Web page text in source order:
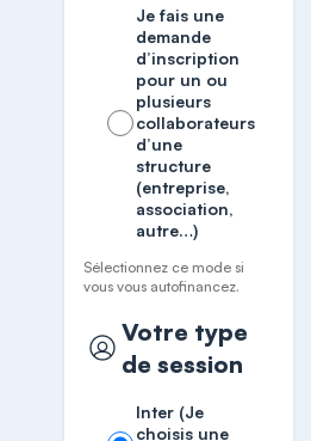
Je fais une
demande
d’inscription
pour un ou
plusieurs
collaborateurs
d’une
structure
(entreprise,
association,
autre…)
Sélectionnez ce mode si
vous vous autofinancez.
Votre type
de session
Inter (Je
choisis une